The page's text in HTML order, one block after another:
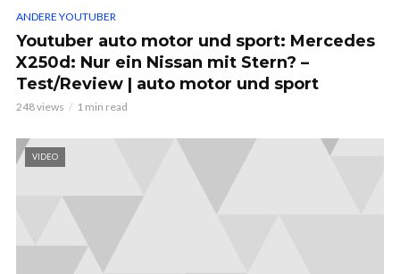
ANDERE YOUTUBER
Youtuber auto motor und sport: Mercedes
X250d: Nur ein Nissan mit Stern? –
Test/Review | auto motor und sport
248 views 1 min read
VIDEO